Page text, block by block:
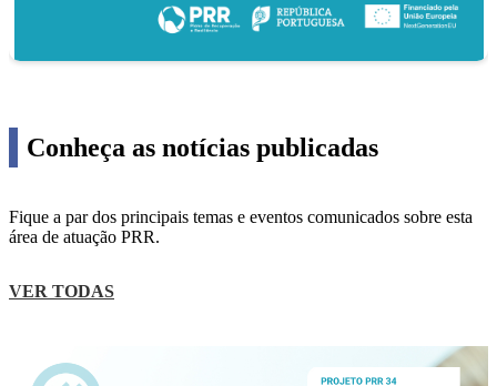
Conheça as notícias publicadas
Fique a par dos principais temas e eventos comunicados sobre esta
área de atuação PRR.
VER TODAS